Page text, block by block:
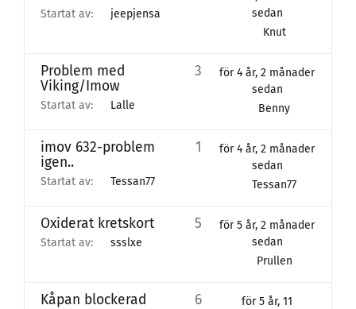
Startat av: jeepjensa
sedan
Knut
Problem med
Viking/Imow
Startat av: Lalle
3
för 4 år, 2 månader
sedan
Benny
imov 632-problem
igen..
Startat av: Tessan77
1
för 4 år, 2 månader
sedan
Tessan77
Oxiderat kretskort
Startat av: ssslxe
5
för 5 år, 2 månader
sedan
Prullen
Kåpan blockerad 6
för 5 år, 11